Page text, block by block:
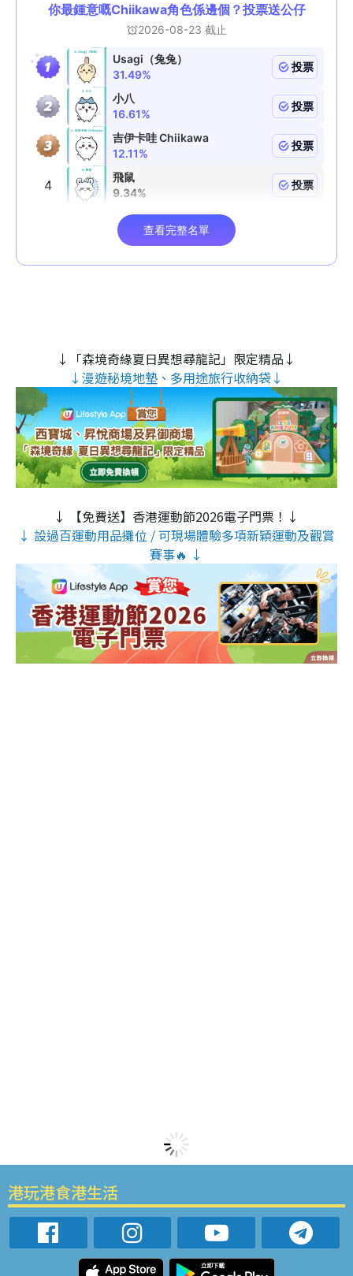
↓「森境奇緣夏日異想尋龍記」限定精品↓
↓漫遊秘境地墊、多用途旅行收納袋↓
↓ 【免費送】香港運動節2026電子門票！↓
↓ 設過百運動用品攤位 / 可現場體驗多項新穎運動及觀賞
賽事🔥 ↓
港玩港食港生活